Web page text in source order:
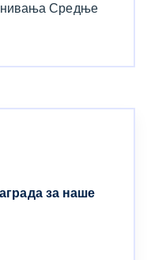
Средње
за наше